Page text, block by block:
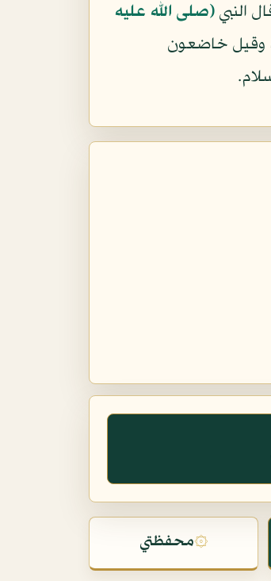
النبي (صلى الله عليه
وقيل خاضعون
۞محفظتي